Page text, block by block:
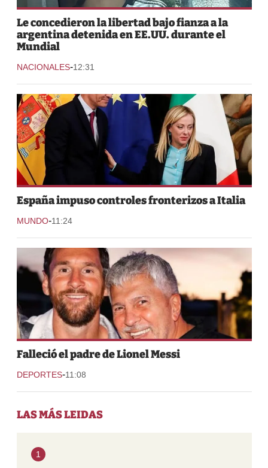
Le concedieron la libertad bajo fianza a la
argentina detenida en EE.UU. durante el
Mundial
NACIONALES-12:31
España impuso controles fronterizos a Italia
MUNDO-11:24
Falleció el padre de Lionel Messi
DEPORTES-11:08
LAS MÁS LEIDAS
1